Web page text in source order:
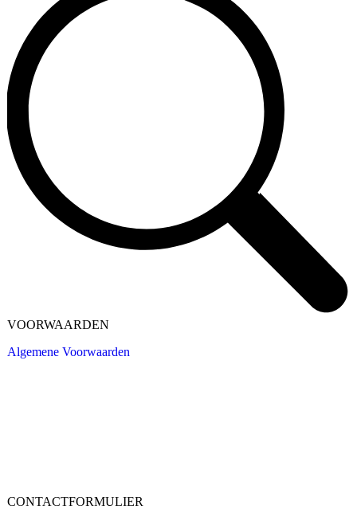
VOORWAARDEN
Algemene Voorwaarden
CONTACTFORMULIER